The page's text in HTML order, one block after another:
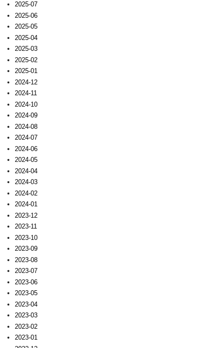
2025-07
2025-06
2025-05
2025-04
2025-03
2025-02
2025-01
2024-12
2024-11
2024-10
2024-09
2024-08
2024-07
2024-06
2024-05
2024-04
2024-03
2024-02
2024-01
2023-12
2023-11
2023-10
2023-09
2023-08
2023-07
2023-06
2023-05
2023-04
2023-03
2023-02
2023-01